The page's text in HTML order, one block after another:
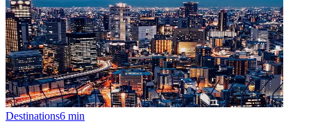
Destinations6 min